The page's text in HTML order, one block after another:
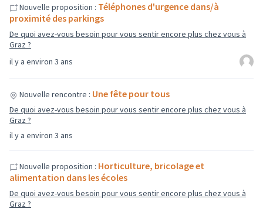
il y a environ 3 ans
Nouvelle proposition : Téléphones d'urgence dans/à
proximité des parkings
De quoi avez-vous besoin pour vous sentir encore plus chez vous à
Graz ?
il y a environ 3 ans
Nouvelle rencontre : Une fête pour tous
De quoi avez-vous besoin pour vous sentir encore plus chez vous à
Graz ?
Nouvelle proposition : Horticulture, bricolage et
alimentation dans les écoles
De quoi avez-vous besoin pour vous sentir encore plus chez vous à
Graz ?